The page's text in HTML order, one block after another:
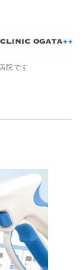
院です